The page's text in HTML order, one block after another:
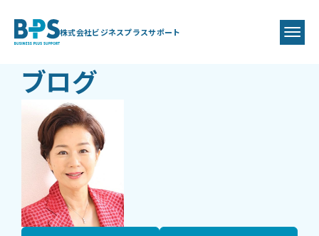
株式会社ビジネスプラスサポート
BPS代表藤井 美保代
ブログ